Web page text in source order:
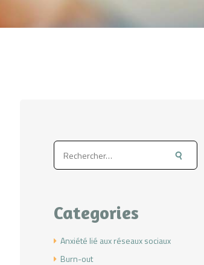
Rechercher :
Categories
Anxiété lié aux réseaux sociaux
Burn-out